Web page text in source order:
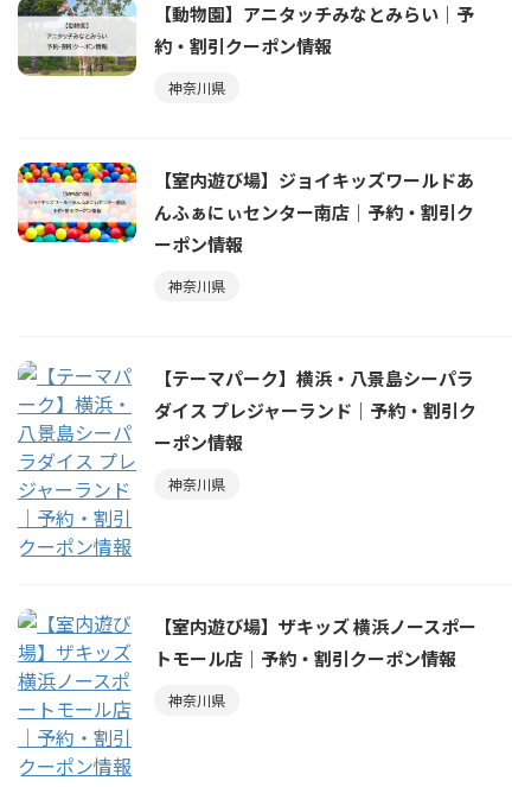
【動物園】アニタッチみなとみらい｜予
約・割引クーポン情報
神奈川県
【室内遊び場】ジョイキッズワールドあ
んふぁにぃセンター南店｜予約・割引ク
ーポン情報
神奈川県
【テーマパーク】横浜・八景島シーパラ
ダイス プレジャーランド｜予約・割引ク
ーポン情報
神奈川県
【室内遊び場】ザキッズ 横浜ノースポー
トモール店｜予約・割引クーポン情報
神奈川県